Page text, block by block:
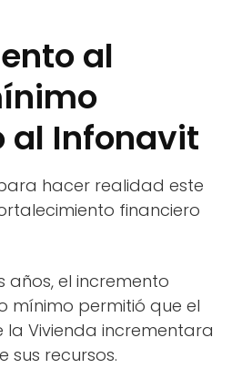
al
al Infonavit
hacer realidad este
financiero
años, el incremento
mínimo permitió que el
la Vivienda incrementara
sus recursos.